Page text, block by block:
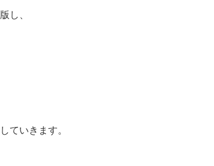
し、
ていきます。